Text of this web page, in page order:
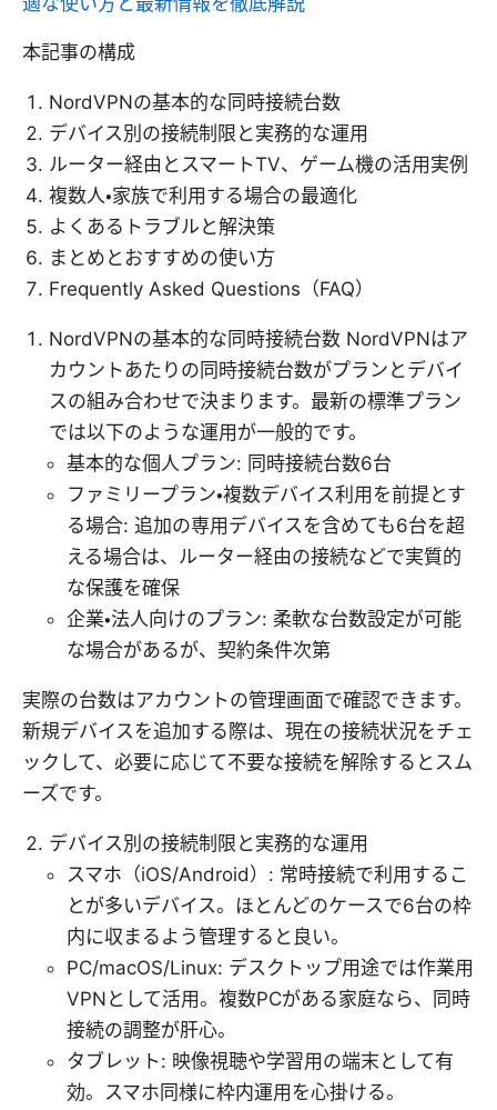
本記事の構成
NordVPNの基本的な同時接続台数
デバイス別の接続制限と実務的な運用
ルーター経由とスマートTV、ゲーム機の活用実例
複数人・家族で利用する場合の最適化
よくあるトラブルと解決策
まとめとおすすめの使い方
Frequently Asked Questions（FAQ）
NordVPNの基本的な同時接続台数 NordVPNはア
カウントあたりの同時接続台数がプランとデバイ
スの組み合わせで決まります。最新の標準プラン
では以下のような運用が一般的です。
基本的な個人プラン: 同時接続台数6台
ファミリープラン・複数デバイス利用を前提とす
る場合: 追加の専用デバイスを含めても6台を超
える場合は、ルーター経由の接続などで実質的
な保護を確保
企業・法人向けのプラン: 柔軟な台数設定が可能
な場合があるが、契約条件次第
実際の台数はアカウントの管理画面で確認できます。
新規デバイスを追加する際は、現在の接続状況をチェ
ックして、必要に応じて不要な接続を解除するとスム
ーズです。
デバイス別の接続制限と実務的な運用
スマホ（iOS/Android）: 常時接続で利用するこ
とが多いデバイス。ほとんどのケースで6台の枠
内に収まるよう管理すると良い。
PC/macOS/Linux: デスクトップ用途では作業用
VPNとして活用。複数PCがある家庭なら、同時
接続の調整が肝心。
タブレット: 映像視聴や学習用の端末として有
効。スマホ同様に枠内運用を心掛ける。